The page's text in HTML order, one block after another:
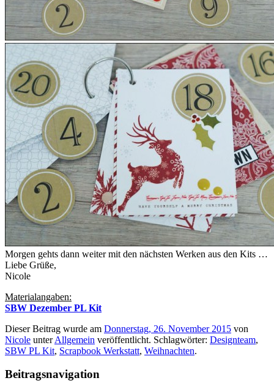
Morgen gehts dann weiter mit den nächsten Werken aus den Kits …
Liebe Grüße,
Nicole
Materialangaben:
SBW Dezember PL Kit
Dieser Beitrag wurde am Donnerstag, 26. November 2015 von
Nicole unterAllgemein veröffentlicht. Schlagwörter: Designteam,
SBW PL Kit, Scrapbook Werkstatt, Weihnachten.
Beitragsnavigation